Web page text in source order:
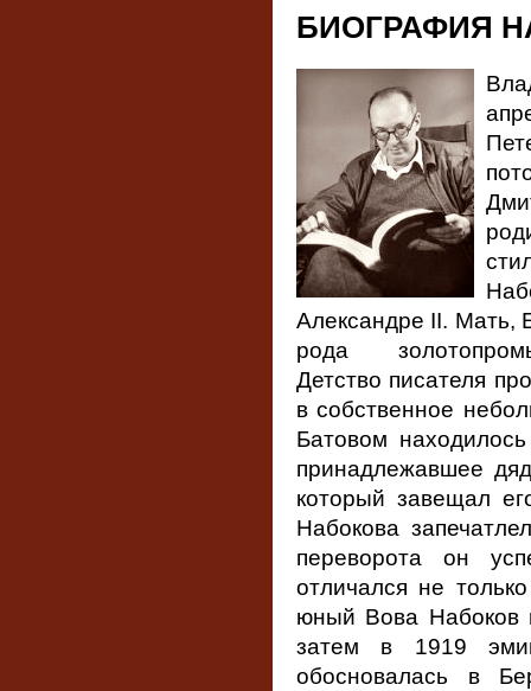
БИОГРАФИЯ
Александре II. Мать,
рода
Детство писателя
в собственное
Батовом
принадлежавшее
который завещал
Набокова
переворота он
отличался не
юный Вова Набоков
затем в 1919
обосновалась в